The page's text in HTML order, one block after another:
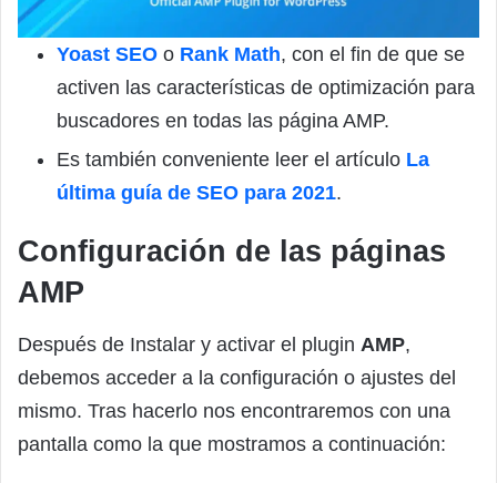
Yoast SEO o Rank Math, con el fin de que se
activen las características de optimización para
buscadores en todas las página AMP.
Es también conveniente leer el artículo La
última guía de SEO para 2021.
Configuración de las páginas
AMP
Después de Instalar y activar el plugin AMP,
debemos acceder a la configuración o ajustes del
mismo. Tras hacerlo nos encontraremos con una
pantalla como la que mostramos a continuación: